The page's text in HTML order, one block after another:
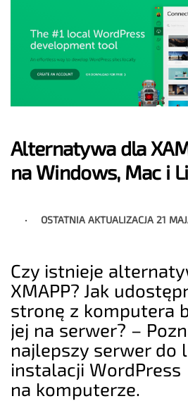
Alternatywa dla
na Windows, Mac i
OSTATNIA AKTUALIZACJA 21
Czy istnieje
XMAPP? Jak
stronę z komputera
jej na serwer? –
najlepszy serwer do
instalacji WordPress
na komputerze.